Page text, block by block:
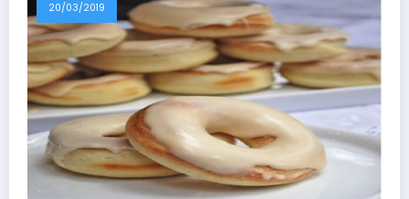
20/03/2019